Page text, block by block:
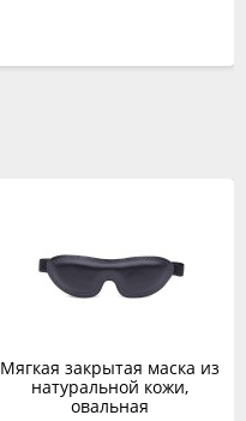
Мягкая закрытая маска из
натуральной кожи,
овальная